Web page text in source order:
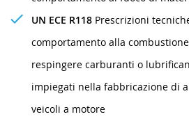
UN ECE R118 Prescrizioni
comportamento alla
respingere carburanti o
impiegati nella fabbricazione di
veicoli a motore